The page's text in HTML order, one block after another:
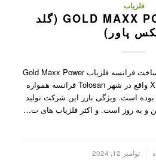
فلزیاب
فلزیاب GOLD MAXX POWER (گلد
پاور)
فلزیاب Gold Maxx Power ساخت فرانسه فلزیاب Gold Maxx Power
؛ شرکت XP Metal Detectors واقع در شهر Tolosan فرانسه همواره
است. ویژگی بارز این شرکت تولید
و به روز است. و اکثر فلزیاب های ت…
نوامبر 12, 2024